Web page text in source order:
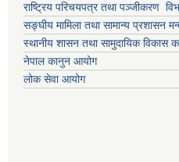
राष्ट्रिय परिचयपत्र तथा पञ्जीकरण
सङ्घीय मामिला तथा सामान्य प्रशासन
स्थानीय शासन तथा सामुदायिक विकास
नेपाल कानुन आयोग
लोक सेवा आयोग